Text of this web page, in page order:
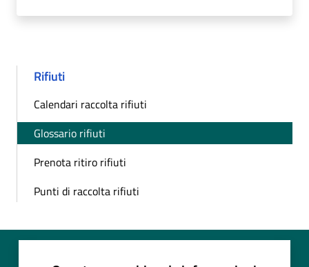
Rifiuti
Calendari raccolta rifiuti
Glossario rifiuti
Prenota ritiro rifiuti
Punti di raccolta rifiuti